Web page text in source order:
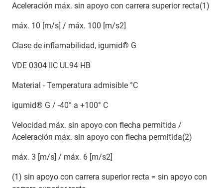
Aceleración máx. sin apoyo con carrera superior recta(1)
máx. 10 [m/s] / máx. 100 [m/s2]
Clase de inflamabilidad, igumid® G
VDE 0304 IIC UL94 HB
Material - Temperatura admisible °C
igumid® G / -40° a +100° C
Velocidad máx. sin apoyo con flecha permitida /
Aceleración máx. sin apoyo con flecha permitida(2)
máx. 3 [m/s] / máx. 6 [m/s2]
(1) sin apoyo con carrera superior recta = sin apoyo con